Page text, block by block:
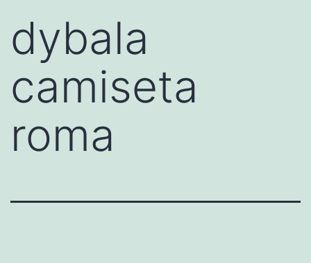
dybala
camiseta
roma